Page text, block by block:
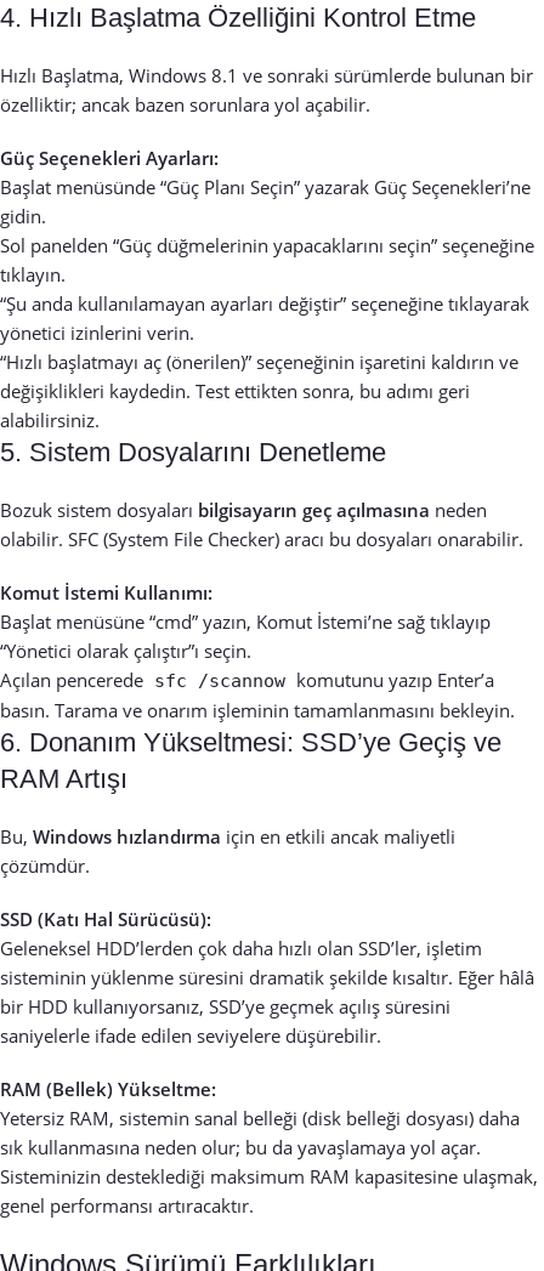
4. Hızlı Başlatma Özelliğini Kontrol Etme
Hızlı Başlatma, Windows 8.1 ve sonraki sürümlerde bulunan bir
özelliktir; ancak bazen sorunlara yol açabilir.
Güç Seçenekleri Ayarları:
Başlat menüsünde “Güç Planı Seçin” yazarak Güç Seçenekleri’ne
gidin.
Sol panelden “Güç düğmelerinin yapacaklarını seçin” seçeneğine
tıklayın.
“Şu anda kullanılamayan ayarları değiştir” seçeneğine tıklayarak
yönetici izinlerini verin.
“Hızlı başlatmayı aç (önerilen)” seçeneğinin işaretini kaldırın ve
değişiklikleri kaydedin. Test ettikten sonra, bu adımı geri
alabilirsiniz.
5. Sistem Dosyalarını Denetleme
Bozuk sistem dosyaları bilgisayarın geç açılmasına neden
olabilir. SFC (System File Checker) aracı bu dosyaları onarabilir.
Komut İstemi Kullanımı:
Başlat menüsüne “cmd” yazın, Komut İstemi’ne sağ tıklayıp
“Yönetici olarak çalıştır”ı seçin.
Açılan pencerede sfc /scannow komutunu yazıp Enter’a
basın. Tarama ve onarım işleminin tamamlanmasını bekleyin.
6. Donanım Yükseltmesi: SSD’ye Geçiş ve
RAM Artışı
Bu, Windows hızlandırma için en etkili ancak maliyetli
çözümdür.
SSD (Katı Hal Sürücüsü):
Geleneksel HDD’lerden çok daha hızlı olan SSD’ler, işletim
sisteminin yüklenme süresini dramatik şekilde kısaltır. Eğer hâlâ
bir HDD kullanıyorsanız, SSD’ye geçmek açılış süresini
saniyelerle ifade edilen seviyelere düşürebilir.
RAM (Bellek) Yükseltme:
Yetersiz RAM, sistemin sanal belleği (disk belleği dosyası) daha
sık kullanmasına neden olur; bu da yavaşlamaya yol açar.
Sisteminizin desteklediği maksimum RAM kapasitesine ulaşmak,
genel performansı artıracaktır.
Windows Sürümü Farklılıkları